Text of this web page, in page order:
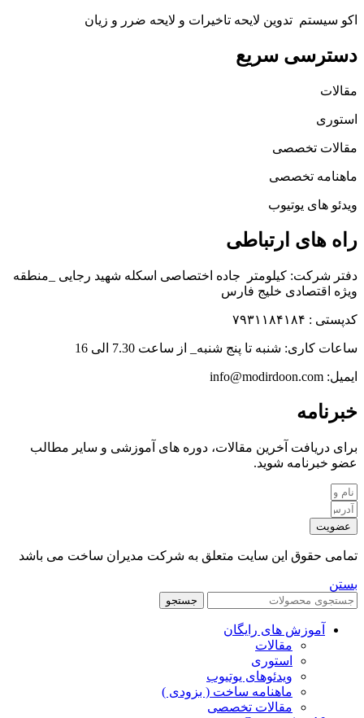
اکو سیستم تدوین لایحه تاخیرات و لایحه ضرر و زیان
دسترسی سریع
مقالات
استوری
مقالات تخصصی
ماهنامه تخصصی
ویدئو های یوتیوب
راه های ارتباطی
دفتر شرکت: کیلومتر جاده اختصاصی اسکله شهید رجایی _منطقه
ویژه اقتصادی خلیج فارس
کدپستی : ۷۹۳۱۱۸۴۱۸۴
ساعات کاری: شنبه تا پنج شنبه_ از ساعت 7.30 الی 16
ایمیل: info@modirdoon.com
خبرنامه
برای دریافت آخرین مقالات، دوره های آموزشی و سایر مطالب
عضو خبرنامه شوید.
عضویت
تمامی حقوق این سایت متعلق به شرکت مدیران ساخت می باشد
بستن
جستجو
آموزش های رایگان
مقالات
استوری
ویدئوهای یوتیوب
ماهنامه ساخت ( بزودی )
مقالات تخصصی